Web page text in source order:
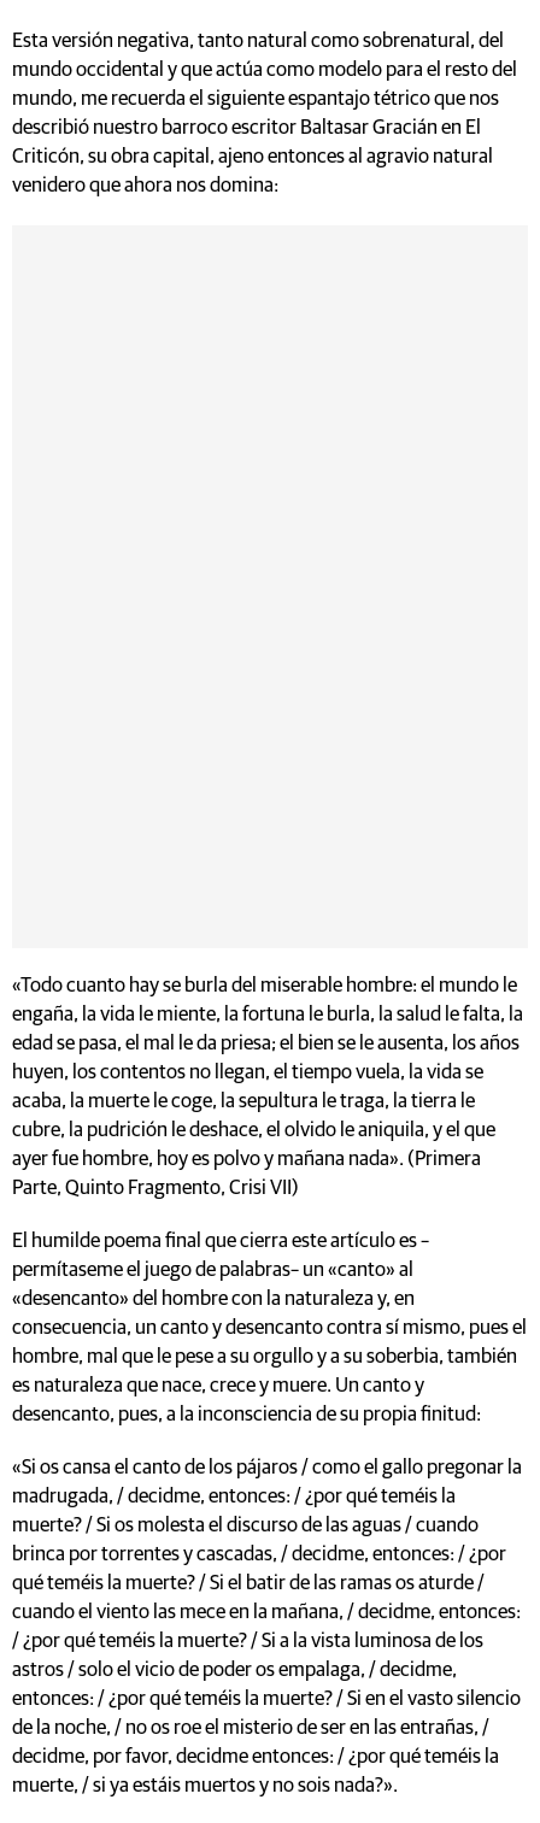
Esta versión negativa, tanto natural como sobrenatural, del
mundo occidental y que actúa como modelo para el resto del
mundo, me recuerda el siguiente espantajo tétrico que nos
describió nuestro barroco escritor Baltasar Gracián en El
Criticón, su obra capital, ajeno entonces al agravio natural
venidero que ahora nos domina:
«Todo cuanto hay se burla del miserable hombre: el mundo le
engaña, la vida le miente, la fortuna le burla, la salud le falta, la
edad se pasa, el mal le da priesa; el bien se le ausenta, los años
huyen, los contentos no llegan, el tiempo vuela, la vida se
acaba, la muerte le coge, la sepultura le traga, la tierra le
cubre, la pudrición le deshace, el olvido le aniquila, y el que
ayer fue hombre, hoy es polvo y mañana nada». (Primera
Parte, Quinto Fragmento, Crisi VII)
El humilde poema final que cierra este artículo es –
permítaseme el juego de palabras– un «canto» al
«desencanto» del hombre con la naturaleza y, en
consecuencia, un canto y desencanto contra sí mismo, pues el
hombre, mal que le pese a su orgullo y a su soberbia, también
es naturaleza que nace, crece y muere. Un canto y
desencanto, pues, a la inconsciencia de su propia finitud:
«Si os cansa el canto de los pájaros / como el gallo pregonar la
madrugada, / decidme, entonces: / ¿por qué teméis la
muerte? / Si os molesta el discurso de las aguas / cuando
brinca por torrentes y cascadas, / decidme, entonces: / ¿por
qué teméis la muerte? / Si el batir de las ramas os aturde /
cuando el viento las mece en la mañana, / decidme, entonces:
/ ¿por qué teméis la muerte? / Si a la vista luminosa de los
astros / solo el vicio de poder os empalaga, / decidme,
entonces: / ¿por qué teméis la muerte? / Si en el vasto silencio
de la noche, / no os roe el misterio de ser en las entrañas, /
decidme, por favor, decidme entonces: / ¿por qué teméis la
muerte, / si ya estáis muertos y no sois nada?».